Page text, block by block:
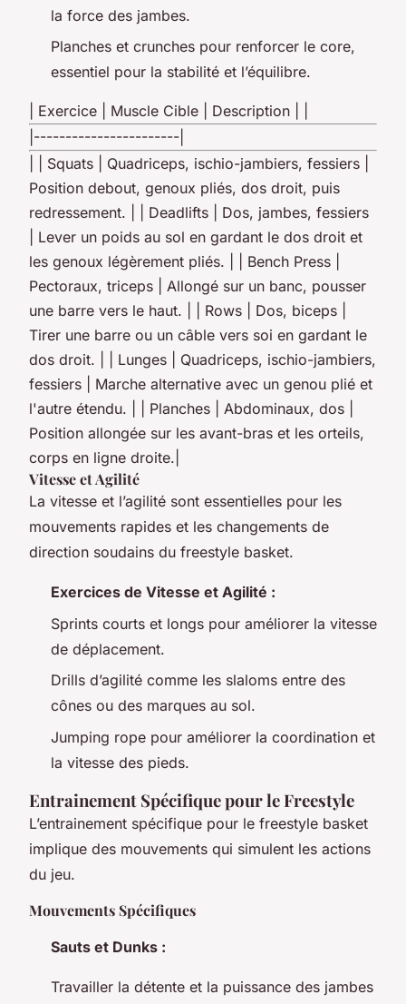
la force des jambes.
Planches et crunches pour renforcer le core,
essentiel pour la stabilité et l’équilibre.
| Exercice | Muscle Cible | Description | |
|-----------------------|
| | Squats | Quadriceps, ischio-jambiers, fessiers |
Position debout, genoux pliés, dos droit, puis
redressement. | | Deadlifts | Dos, jambes, fessiers
| Lever un poids au sol en gardant le dos droit et
les genoux légèrement pliés. | | Bench Press |
Pectoraux, triceps | Allongé sur un banc, pousser
une barre vers le haut. | | Rows | Dos, biceps |
Tirer une barre ou un câble vers soi en gardant le
dos droit. | | Lunges | Quadriceps, ischio-jambiers,
fessiers | Marche alternative avec un genou plié et
l'autre étendu. | | Planches | Abdominaux, dos |
Position allongée sur les avant-bras et les orteils,
corps en ligne droite.|
Vitesse et Agilité
La vitesse et l’agilité sont essentielles pour les
mouvements rapides et les changements de
direction soudains du freestyle basket.
Exercices de Vitesse et Agilité :
Sprints courts et longs pour améliorer la vitesse
de déplacement.
Drills d’agilité comme les slaloms entre des
cônes ou des marques au sol.
Jumping rope pour améliorer la coordination et
la vitesse des pieds.
Entrainement Spécifique pour le Freestyle
L’entrainement spécifique pour le freestyle basket
implique des mouvements qui simulent les actions
du jeu.
Mouvements Spécifiques
Sauts et Dunks :
Travailler la détente et la puissance des jambes